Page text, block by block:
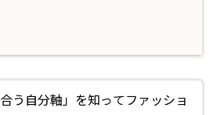
合う自分軸」を知ってファッショ